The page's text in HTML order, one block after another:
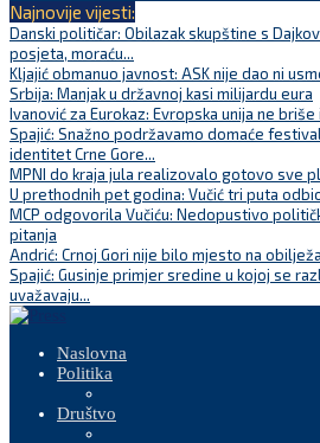
Najnovije vijesti:
Danski političar: Obilazak skupštine s
posjeta, moraću...
Kljajić obmanuo javnost: ASK nije dao ni
Srbija: Manjak u državnoj kasi milijardu eura
Ivanović za Eurokaz: Evropska unija ne
Spajić: Snažno podržavamo domaće
identitet Crne Gore...
MPNI do kraja jula realizovalo gotovo sve
U prethodnih pet godina: Vučić tri puta
MCP odgovorila Vučiću: Nedopustivo
pitanja
Andrić: Crnoj Gori nije bilo mjesto na
Spajić: Gusinje primjer sredine u kojoj se
uvažavaju...
Naslovna
Politika
Društvo